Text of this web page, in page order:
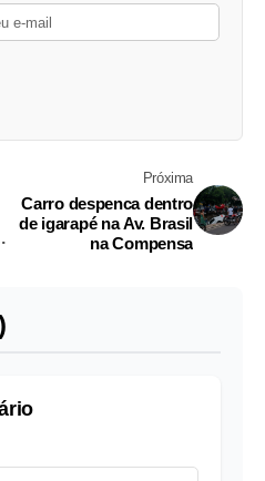
Próxima
Carro despenca dentro
de igarapé na Av. Brasil
na Compensa